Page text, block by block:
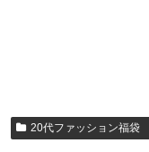
20代ファッション福袋